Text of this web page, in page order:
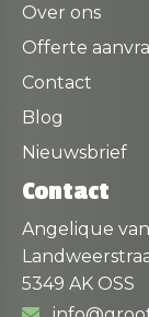
Over ons
Offerte
Contact
Blog
Nieuwsbrief
Contact
Angelique
5349 AK OSS